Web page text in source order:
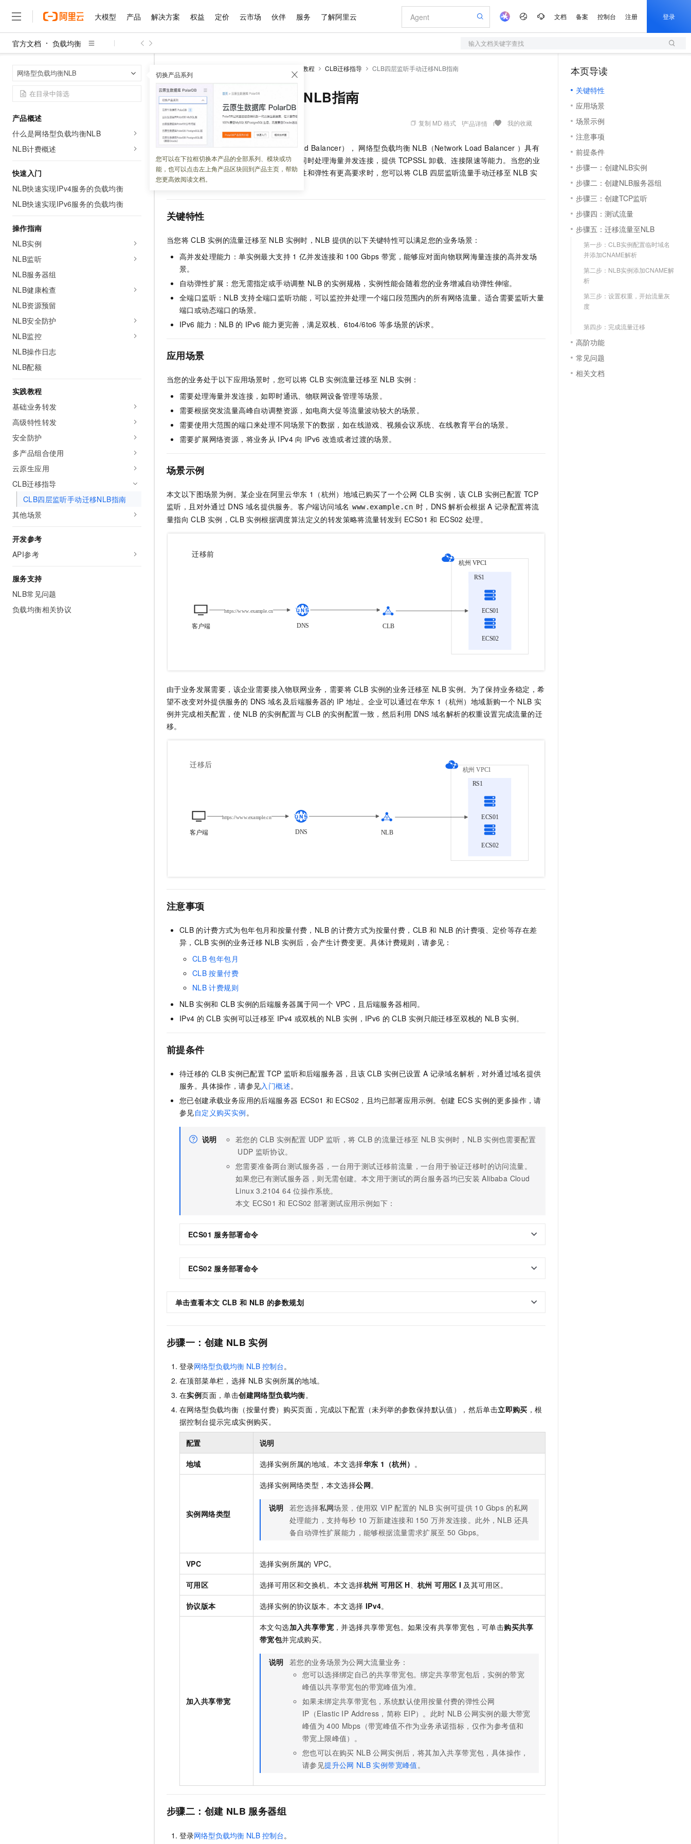
大模型 产品 解决方案 权益 定价 云市场 伙伴 服务 了解阿里云 文档 备案 控制台 注册 登录
官方文档 负载均衡 输入文档关键字查找
网络型负载均衡NLB 切换产品系列
您可以在下拉框切换本产品的全部系列、模块或功
能，也可以点击左上角产品区块回到产品主页，帮助
您更高效阅读文档。
产品概述
什么是网络型负载均衡NLB
NLB计费概述
快速入门
NLB快速实现IPv4服务的负载均衡
NLB快速实现IPv6服务的负载均衡
操作指南
NLB实例
NLB监听
NLB服务器组
NLB健康检查
NLB资源预留
NLB安全防护
NLB监控
NLB操作日志
NLB配额
实践教程
基础业务转发
高级特性转发
安全防护
多产品组合使用
云原生应用
CLB迁移指导
CLB四层监听手动迁移NLB指南
其他场景
开发参考
API参考
服务支持
NLB常见问题
负载均衡相关协议
实践教程 CLB迁移指导 CLB四层监听手动迁移NLB指南
CLB四层监听手动迁移NLB指南
更新时间： 2026-06-03 08:19:40 复制 MD 格式 产品详情 我的收藏
CLB（Classic Load Balancer）， 网络型负载均衡 NLB（Network Load Balancer ）具有
超高性能的四层负载均衡处理能力，可以同时处理海量并发连接，提供 TCPSSL 卸载、连接限速等能力。当您的业
务在持续增长，同时对功能、性能、稳定性和弹性有更高要求时，您可以将 CLB 四层监听流量手动迁移至 NLB 实
例，来应对高并发业务。
关键特性
当您将 CLB 实例的流量迁移至 NLB 实例时，NLB 提供的以下关键特性可以满足您的业务场景：
高并发处理能力：单实例最大支持 1 亿并发连接和 100 Gbps 带宽，能够应对面向物联网海量连接的高并发场
景。
自动弹性扩展：您无需指定或手动调整 NLB 的实例规格，实例性能会随着您的业务增减自动弹性伸缩。
全端口监听：NLB 支持全端口监听功能，可以监控并处理一个端口段范围内的所有网络流量。适合需要监听大量
端口或动态端口的场景。
IPv6 能力：NLB 的 IPv6 能力更完善，满足双栈、6to4/6to6 等多场景的诉求。
应用场景
当您的业务处于以下应用场景时，您可以将 CLB 实例流量迁移至 NLB 实例：
需要处理海量并发连接，如即时通讯、物联网设备管理等场景。
需要根据突发流量高峰自动调整资源，如电商大促等流量波动较大的场景。
需要使用大范围的端口来处理不同场景下的数据，如在线游戏、视频会议系统、在线教育平台的场景。
需要扩展网络资源，将业务从 IPv4 向 IPv6 改造或者过渡的场景。
场景示例
本文以下图场景为例。某企业在阿里云华东 1（杭州）地域已购买了一个公网 CLB 实例，该 CLB 实例已配置 TCP
监听，且对外通过 DNS 域名提供服务。客户端访问域名 www.example.cn 时，DNS 解析会根据 A 记录配置将流
量指向 CLB 实例，CLB 实例根据调度算法定义的转发策略将流量转发到 ECS01 和 ECS02 处理。
由于业务发展需要，该企业需要接入物联网业务，需要将 CLB 实例的业务迁移至 NLB 实例。为了保持业务稳定，希
望不改变对外提供服务的 DNS 域名及后端服务器的 IP 地址。企业可以通过在华东 1（杭州）地域新购一个 NLB 实
例并完成相关配置，使 NLB 的实例配置与 CLB 的实例配置一致，然后利用 DNS 域名解析的权重设置完成流量的迁
移。
注意事项
CLB 的计费方式为包年包月和按量付费，NLB 的计费方式为按量付费，CLB 和 NLB 的计费项、定价等存在差
异，CLB 实例的业务迁移 NLB 实例后，会产生计费变更。具体计费规则，请参见：
CLB 包年包月
CLB 按量付费
NLB 计费规则
NLB 实例和 CLB 实例的后端服务器属于同一个 VPC，且后端服务器相同。
IPv4 的 CLB 实例可以迁移至 IPv4 或双栈的 NLB 实例，IPv6 的 CLB 实例只能迁移至双栈的 NLB 实例。
前提条件
待迁移的 CLB 实例已配置 TCP 监听和后端服务器，且该 CLB 实例已设置 A 记录域名解析，对外通过域名提供
服务。具体操作，请参见入门概述。
您已创建承载业务应用的后端服务器 ECS01 和 ECS02，且均已部署应用示例。创建 ECS 实例的更多操作，请
参见自定义购买实例。
说明 若您的 CLB 实例配置 UDP 监听，将 CLB 的流量迁移至 NLB 实例时，NLB 实例也需要配置
UDP 监听协议。
您需要准备两台测试服务器，一台用于测试迁移前流量，一台用于验证迁移时的访问流量。
如果您已有测试服务器，则无需创建。本文用于测试的两台服务器均已安装 Alibaba Cloud
Linux 3.2104 64 位操作系统。
本文 ECS01 和 ECS02 部署测试应用示例如下：
ECS01 服务部署命令
ECS02 服务部署命令
单击查看本文 CLB 和 NLB 的参数规划
步骤一：创建 NLB 实例
登录网络型负载均衡 NLB 控制台。
在顶部菜单栏，选择 NLB 实例所属的地域。
在实例页面，单击创建网络型负载均衡。
在网络型负载均衡（按量付费） 购买页面，完成以下配置（未列举的参数保持默认值），然后单击立即购买 ，根
据控制台提示完成实例购买。
配置 说明
地域 选择实例所属的地域。本文选择华东 1（杭州） 。
实例网络类型
选择实例网络类型，本文选择公网。
说明 若您选择私网场景，使用双 VIP 配置的 NLB 实例可提供 10 Gbps 的私网
处理能力，支持每秒 10 万新建连接和 150 万并发连接。此外，NLB 还具
备自动弹性扩展能力，能够根据流量需求扩展至 50 Gbps。
VPC 选择实例所属的 VPC。
可用区 选择可用区和交换机。本文选择杭州 可用区 H、杭州 可用区 I 及其可用区。
协议版本 选择实例的协议版本。本文选择 IPv4。
加入共享带宽
本文勾选加入共享带宽 ，并选择共享带宽包。如果没有共享带宽包，可单击购买共享
带宽包并完成购买。
说明 若您的业务场景为公网大流量业务：
您可以选择绑定自己的共享带宽包。绑定共享带宽包后，实例的带宽
峰值以共享带宽包的带宽峰值为准。
如果未绑定共享带宽包，系统默认使用按量付费的弹性公网
IP（Elastic IP Address，简称 EIP）。此时 NLB 公网实例的最大带宽
峰值为 400 Mbps（带宽峰值不作为业务承诺指标，仅作为参考值和
带宽上限峰值）。
您也可以在购买 NLB 公网实例后，将其加入共享带宽包，具体操作，
请参见提升公网 NLB 实例带宽峰值。
步骤二：创建 NLB 服务器组
登录网络型负载均衡 NLB 控制台。
本页导读
关键特性
应用场景
场景示例
注意事项
前提条件
步骤一：创建NLB实例
步骤二：创建NLB服务器组
步骤三：创建TCP监听
步骤四：测试流量
步骤五：迁移流量至NLB
第一步：CLB实例配置临时域名
并添加CNAME解析
第二步：NLB实例添加CNAME解
析
第三步：设置权重，开始流量灰
度
第四步：完成流量迁移
高阶功能
常见问题
相关文档
大模型
大模型服务平台百炼
大模型
文本生成
Qwen3.8-Max HOT
智能体时代全能旗舰模型
Qwen3-VL-Plus
Kimi-K3 NEW
Kimi 最新旗舰模型，长程编程与推理利器
HappyHorse-1.1-T2V
让文字生成流畅细腻的高质量视频
语音识别与合成
Qwen3-TTS-Flash
大模型服务
千问AI平台-Token Plan NEW
千问AI平台-模型体验
Happy 系列大模型
大模型服务平台百炼-应用模版
大模型服务平台百炼-智能体
Qoder HOT
万有无界
NEW
一站式AI生产力平台
大模型服务平台百炼 - 全妙
多模态内容创作工具，已接入 DeepSeek
大模型解决方案
快速部署 Dify，高效搭建 AI 应用
依托云原生高可用架构,实现Dify私有化部署
10 分钟在聊天系统中增加一个 AI 助手
产品
精选产品
人工智能与机器学习
容器
存储
安全
中间件
数据库
大数据计算
媒体服务
企业服务与云通信
域名与网站
终端用户计算
Serverless
迁移与运维管理
专有云
精选产品
大模型服务平台百炼
大模型服务与应用平台
千问大模型
多元化、高性能、安全可靠的大模型服务
无影云电脑
随时随地安全接入的云上超级电脑
云解析DNS
面向分析的企业级SaaS模式云数据仓库
域名与网站
提供智能易用的域名与建站服务
对象存储 OSS
人工智能平台 PAI
一站式AI开发、训练和推理服务
Qoder CN
全托管，含MySQL、PostgreSQL、SQL Server、MariaDB多引擎
Qoder
面向真实软件的智能体编程平台
云原生数据库 PolarDB
轻量应用服务器
数字证书管理服务（原SSL证书）
实现全站HTTPS，呈现可信的WEB访问
短信服务
大数据开发治理平台 DataWorks
Data Agent 驱动的一站式 Data+AI 开发治理平台
解决方案
精选解决方案
AI
大数据
现代化应用
网络
可观测
上云与迁云
企业出海
政企业务
精选解决方案
千问办公，解锁你的工作新方式
企业级Agent产品，直接交付可用成果
Agency Agents：拥有专属领域专家
多领域专家智能体,一键组建 AI 虚拟交付团队
HappyHorse 打造一站式影视创作平台
快速拥有专属 OpenClaw
睿译宝，AI翻译排版一步到位
上传文档即自动完成翻译和格式还原
GLM-5.2：长任务时代开源旗舰模型
Hermes Agent，打造自进化智能体
自主进化，持久记忆，越用越聪明
Claude Code + GStack 打造工程团队
轻松解锁专属 DeepSeek-V4-Pro
5 分钟轻松部署专属 QwenPaw HOT
从聊天伙伴进化为能主动干活的本地数字员工
低代码高效构建企业门户网站
一句话生成原生可编辑精美 PPT 文稿
输入一句话想法, 轻松生成专业的 PPT
一键部署幻兽帕鲁游戏服务器
一键购买专属联机服务器，轻松开启游戏
漫剧工坊：一站式动画创作平台
快速生产连贯的高质量长漫剧
10 分钟搭建微信、支付宝小程序
高效部署网站，快速应用到小程序
权益 普惠上云
普惠上云 官方力荐
云服务器38元/年起，超值低价云产品抢先购
官方推荐返现计划
推荐新用户得奖励，单订单最高返9万
云工开物
高校专属算力普惠，学生认证享300元代金券
免费试用
最高领取价值200元试用点，立即开启云上创新
AI 产品 免费试用
140+云产品 免费试用
产品新客免费试用，最长12个月
大模型ACA认证体验
助力企业全员 AI 认知与能力提升
AI 特惠
智启 AI 普惠权益
至高享 1亿+免费 tokens，加速 Al 应用落地
阿里云 OPC 创新助力计划
至高百万元 Token 补贴，加速一人公司成长
Token Plan 模型订阅计划 NEW
Qwen3.8-Max 首发尝鲜，限时加量 10 倍，夜间低至2折
千问办公，限时限量积分加倍 NEW
Night Plan 支持 Qwen 3.8-Max NEW
AI 场景体验
从图文生成到视频创作，一键激活电商全链路生产力
AI 广告创作
图文、视频一站生成，高效打造优质广告素材
AI 建站
AI 办公
自动承接线索、识别商机，让客服更高效、服务更出色。
AI 活动
AI 生产力先锋
先锋实践拓展 AI 生产力的边界
飞天发布时刻
所见，即是所愿
AI 实训营
从基础到进阶，Agent 创客手把手教你
创新加速
覆盖90%+业务场景，专享组合折扣价
精选AI产品，从模型到应用全链提效
AI 用量加速计划
新老同享，达量后返
定价 产品定价
了解云产品的定价详情
云上成本管理
管理和优化成本
价格计算器
自助选配和估算价格
价格优势
推动算力普惠，释放技术红利
配置报价器
阿里云 OPC 创新助力计划
Token 补贴，五大权
益加速 OPC 成功
云市场 精选商城
网站建设
多端小程序
Salesforce 国际版订阅
友盟天域
观测云
Tuya 物联网平台阿里云版
电子合同
Tableau 订阅
AI空中课堂在线直播课堂（旗舰版）
生态解决方案
行业生态解决方案
AI 开发和 AI 应用解决方案
数据与 API
数据集
手机三要素
身份实名认证
短信
OCR 文字识别
发票查验
企业应用
ERP
CRM
OA 办公系统
基础软件
JAVA
全能环境
Red Hat
建站小程序
专业服务
公司注册
上云迁移
代维服务
AI 应用及服务市场
伙伴 成为销售伙伴
分销伙伴
咨询伙伴
销售伙伴合作计划
Salesforce On Alibaba Cloud
Consulting Partner 合作计划
成为产品伙伴
产品生态集成认证中心
产品生态伙伴
产品生态伙伴工作台
产品伙伴合作计划
云网络合作计划
Salesforce On Alibaba Cloud ISV 合作
服务伙伴合作计划
Al MaaS 服务伙伴赋能合作
伙伴信用分合作计划
更多支持
合作伙伴培训与认证
查询合作伙伴
登录合作伙伴管理后台
服务 售前咨询
在线服务
售后服务
自助服务
工单服务
短信专区
企业增值服务
企业支持计划
专家技术服务
企业增值服务台
企业成长
服务实践
阿里云认证
信息公告
官网公告
开发者社区
镜像站
我要反馈
我要建议
我要投诉
了解阿里云 为什么选择阿里云
什么是云计算
技术领先
稳定可靠
安全合规
分析师报告
研究报告与白皮书
AI 算法大赛
云开发大赛
入门学习赛
最佳实践
云上春晚
云上奥运之旅
云栖战略参考
云上的中国
看见新力量
金融模力时刻
市场活动
魔搭 ModelScope
云工开物
科研合作
加入我们
校园招聘